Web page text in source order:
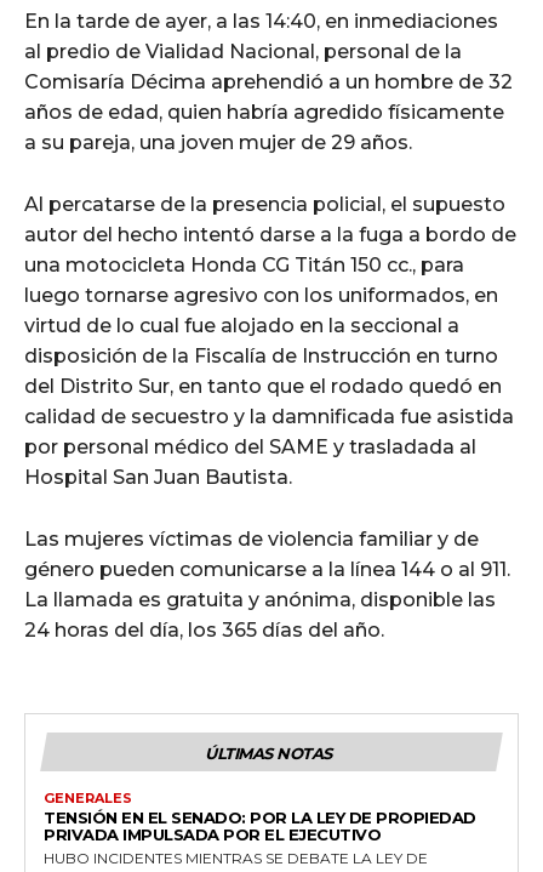
En la tarde de ayer, a las 14:40, en inmediaciones
al predio de Vialidad Nacional, personal de la
Comisaría Décima aprehendió a un hombre de 32
años de edad, quien habría agredido físicamente
a su pareja, una joven mujer de 29 años.
Al percatarse de la presencia policial, el supuesto
autor del hecho intentó darse a la fuga a bordo de
una motocicleta Honda CG Titán 150 cc., para
luego tornarse agresivo con los uniformados, en
virtud de lo cual fue alojado en la seccional a
disposición de la Fiscalía de Instrucción en turno
del Distrito Sur, en tanto que el rodado quedó en
calidad de secuestro y la damnificada fue asistida
por personal médico del SAME y trasladada al
Hospital San Juan Bautista.
Las mujeres víctimas de violencia familiar y de
género pueden comunicarse a la línea 144 o al 911.
La llamada es gratuita y anónima, disponible las
24 horas del día, los 365 días del año.
ÚLTIMAS NOTAS
GENERALES
TENSIÓN EN EL SENADO: POR LA LEY DE PROPIEDAD
PRIVADA IMPULSADA POR EL EJECUTIVO
HUBO INCIDENTES MIENTRAS SE DEBATE LA LEY DE